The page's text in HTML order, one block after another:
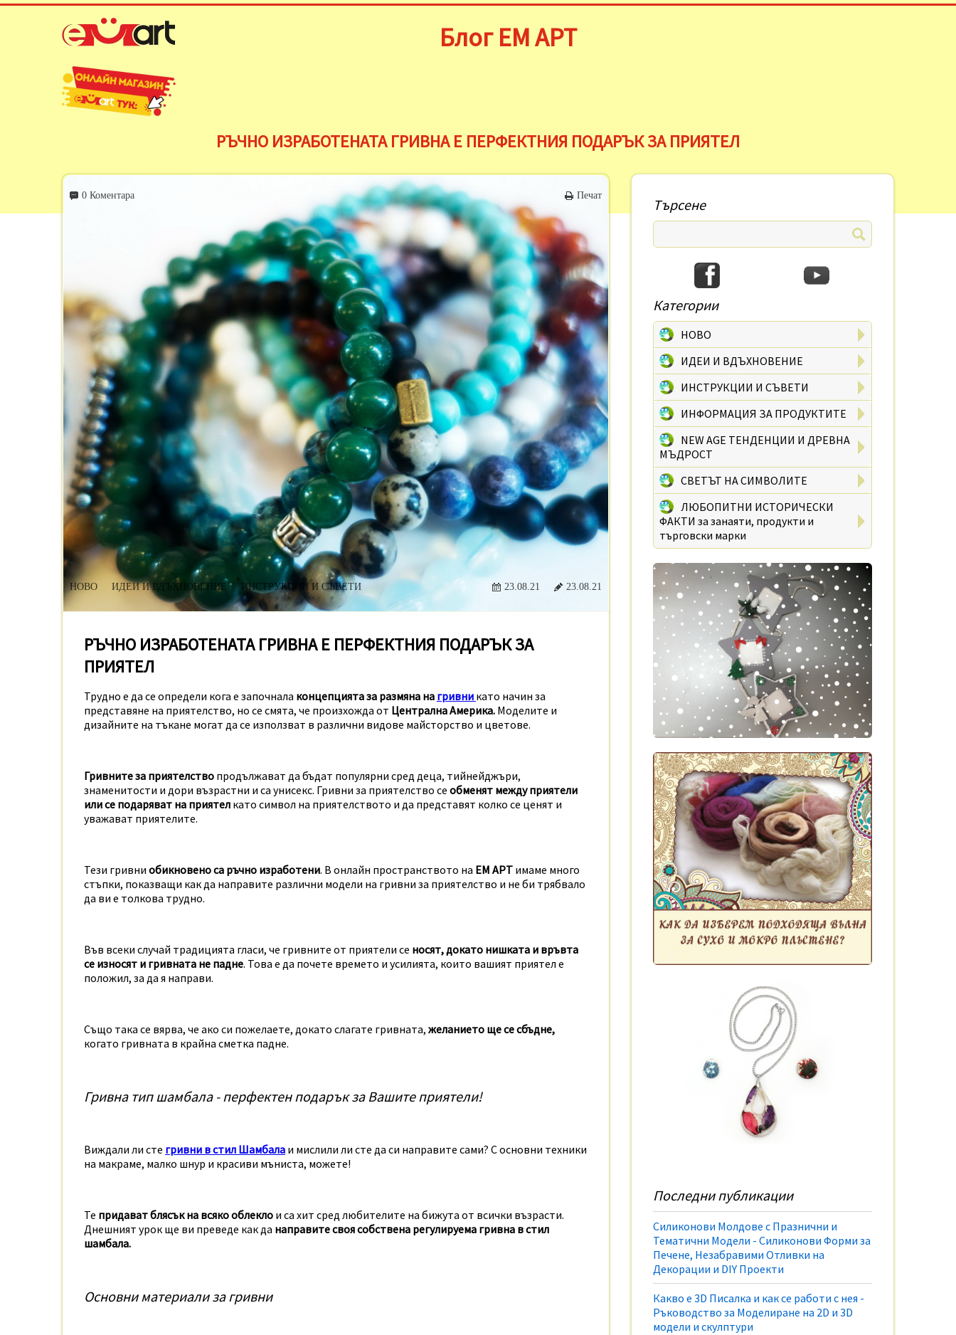
Блог ЕМ АРТ
РЪЧНО ИЗРАБОТЕНАТА ГРИВНА Е ПЕРФЕКТНИЯ ПОДАРЪК ЗА ПРИЯТЕЛ
0 Коментара Печат
НОВО ИДЕИ И ВДЪХНОВЕНИЕ ИНСТРУКЦИИ И СЪВЕТИ 23.08.21
23.08.21
РЪЧНО ИЗРАБОТЕНАТА ГРИВНА Е ПЕРФЕКТНИЯ ПОДАРЪК ЗА
ПРИЯТЕЛ
Трудно е да се определи кога е започнала концепцията за размяна на гривни като начин за
представяне на приятелство, но се смята, че произхожда от Централна Америка. Моделите и
дизайните на тъкане могат да се използват в различни видове майсторство и цветове.
Гривните за приятелство продължават да бъдат популярни сред деца, тийнейджъри,
знаменитости и дори възрастни и са унисекс. Гривни за приятелство се обменят между приятели
или се подаряват на приятел като символ на приятелството и да представят колко се ценят и
уважават приятелите.
Тези гривни обикновено са ръчно изработени. В онлайн пространството на ЕМ АРТ имаме много
стъпки, показващи как да направите различни модели на гривни за приятелство и не би трябвало
да ви е толкова трудно.
Във всеки случай традицията гласи, че гривните от приятели се носят, докато нишката и връвта
се износят и гривната не падне. Това е да почете времето и усилията, които вашият приятел е
положил, за да я направи.
Също така се вярва, че ако си пожелаете, докато слагате гривната, желанието ще се сбъдне,
когато гривната в крайна сметка падне.
Гривна тип шамбала - перфектен подарък за Вашите приятели!
Виждали ли сте гривни в стил Шамбала и мислили ли сте да си направите сами? С основни техники
на макраме, малко шнур и красиви мъниста, можете!
Те придават блясък на всяко облекло и са хит сред любителите на бижута от всички възрасти.
Днешният урок ще ви преведе как да направите своя собствена регулируема гривна в стил
шамбала.
Основни материали за гривни
Търсене
Категории
НОВО
ИДЕИ И ВДЪХНОВЕНИЕ
ИНСТРУКЦИИ И СЪВЕТИ
ИНФОРМАЦИЯ ЗА ПРОДУКТИТЕ
NEW AGE ТЕНДЕНЦИИ И ДРЕВНА
МЪДРОСТ
СВЕТЪТ НА СИМВОЛИТЕ
ЛЮБОПИТНИ ИСТОРИЧЕСКИ
ФАКТИ за занаяти, продукти и
търговски марки
Последни публикации
Силиконови Молдове с Празнични и
Тематични Модели - Силиконови Форми за
Печене, Незабравими Отливки на
Декорации и DIY Проекти
Какво е 3D Писалка и как се работи с нея -
Ръководство за Моделиране на 2D и 3D
модели и скулптури